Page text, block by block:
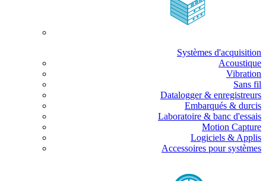
Systèmes d'acquisition
Acoustique
Vibration
Sans fil
Datalogger & enregistreurs
Embarqués & durcis
Laboratoire & banc d'essais
Motion Capture
Logiciels & Applis
Accessoires pour systèmes